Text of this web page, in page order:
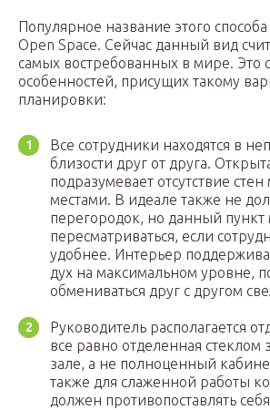
Популярное название этого
Open Space. Сейчас данный вид
самых востребованных в мире. Это
особенностей, присущих такому
планировки:
Все сотрудники находятся в
близости друг от друга.
подразумевает отсутствие
местами. В идеале также не
перегородок, но данный пункт
пересматриваться, если
удобнее. Интерьер
дух на максимальном уровне,
обмениваться друг с другом
Руководитель располагается
все равно отделенная стеклом
зале, а не полноценный
также для слаженной работы
должен противопоставлять